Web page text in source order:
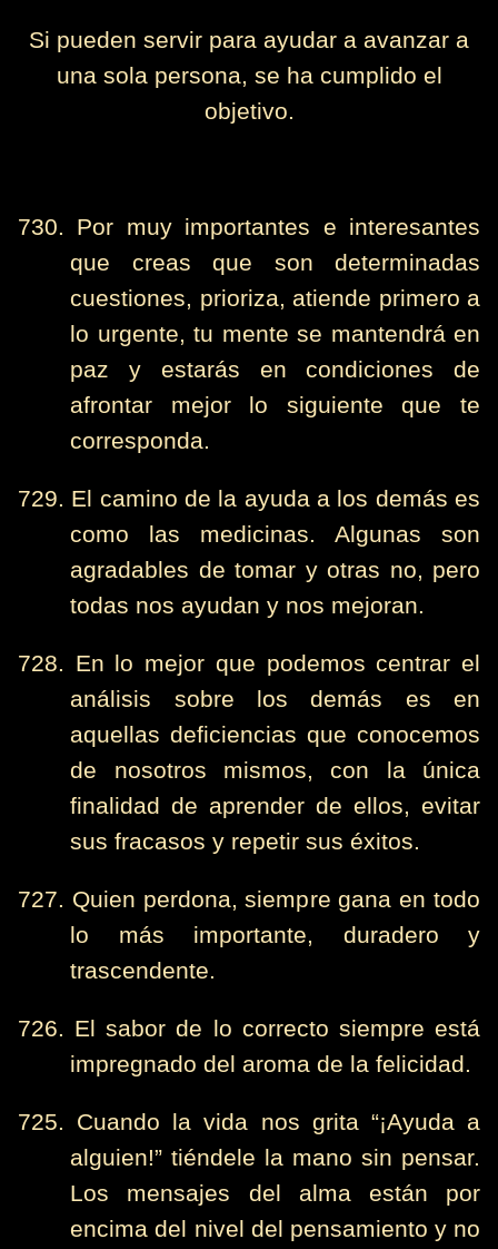
Si pueden servir para ayudar a avanzar a
una sola persona, se ha cumplido el
objetivo.
730. Por muy importantes e interesantes
que creas que son determinadas
cuestiones, prioriza, atiende primero a
lo urgente, tu mente se mantendrá en
paz y estarás en condiciones de
afrontar mejor lo siguiente que te
corresponda.
729. El camino de la ayuda a los demás es
como las medicinas. Algunas son
agradables de tomar y otras no, pero
todas nos ayudan y nos mejoran.
728. En lo mejor que podemos centrar el
análisis sobre los demás es en
aquellas deficiencias que conocemos
de nosotros mismos, con la única
finalidad de aprender de ellos, evitar
sus fracasos y repetir sus éxitos.
727. Quien perdona, siempre gana en todo
lo más importante, duradero y
trascendente.
726. El sabor de lo correcto siempre está
impregnado del aroma de la felicidad.
725. Cuando la vida nos grita “¡Ayuda a
alguien!” tiéndele la mano sin pensar.
Los mensajes del alma están por
encima del nivel del pensamiento y no